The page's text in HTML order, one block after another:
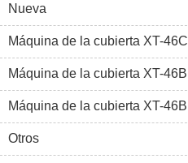
Nueva
Máquina de la cubierta XT-46C
Máquina de la cubierta XT-46B
(i)Máquina de la cubierta XT-46B
(II)
Otros